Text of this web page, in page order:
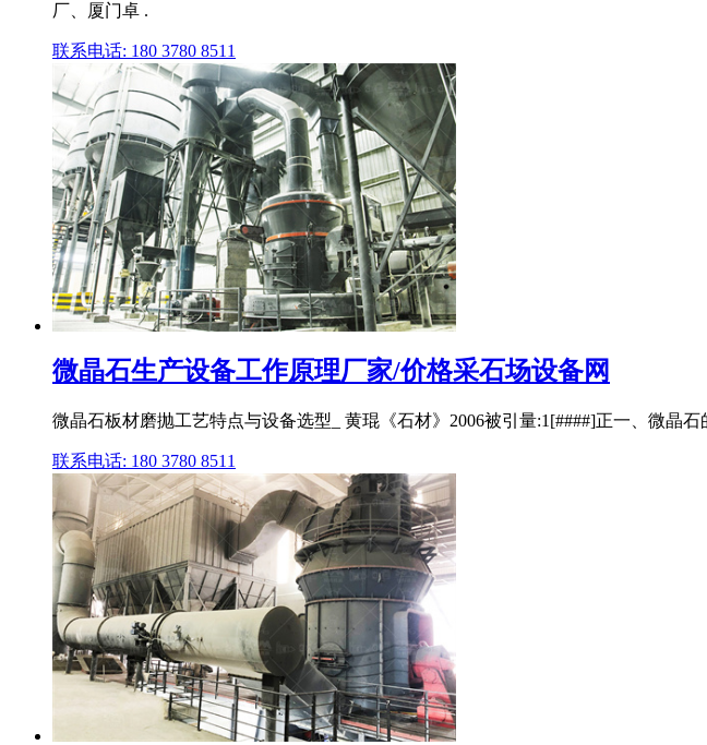
厂、厦门卓 .
联系电话: 180 3780 8511
微晶石生产设备工作原理厂家/价格采石场设备网
微晶石板材磨抛工艺特点与设备选型_ 黄琨《石材》2006被引量:1[####]正一、微晶
联系电话: 180 3780 8511